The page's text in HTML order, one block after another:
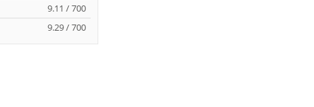
9.11 / 700
9.29 / 700